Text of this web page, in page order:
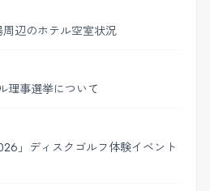
辺のホテル空室状況
理事選挙について
」ディスクゴルフ体験イベント